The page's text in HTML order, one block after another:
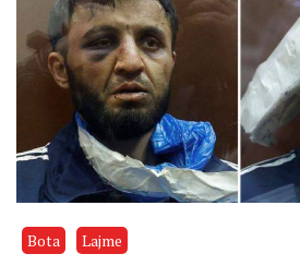
Bota Lajme